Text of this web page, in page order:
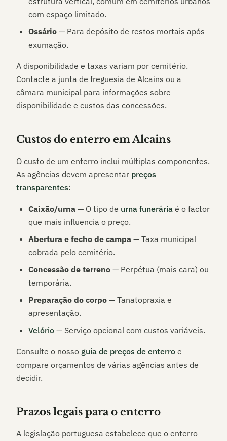
com espaço limitado.
Ossário — Para depósito de restos mortais após
exumação.
A disponibilidade e taxas variam por cemitério.
Contacte a junta de freguesia de Alcains ou a
câmara municipal para informações sobre
disponibilidade e custos das concessões.
Custos do enterro emAlcains
O custo de um enterro inclui múltiplas componentes.
As agências devem apresentar preços
transparentes:
Caixão/urna — O tipo de urna funerária é o factor
que mais influencia o preço.
Abertura e fecho de campa — Taxa municipal
cobrada pelo cemitério.
Concessão de terreno — Perpétua (mais cara) ou
temporária.
Preparação do corpo — Tanatopraxia e
apresentação.
Velório — Serviço opcional com custos variáveis.
Consulte o nosso guia de preços de enterro e
compare orçamentos de várias agências antes de
decidir.
Prazos legais para o enterro
A legislação portuguesa estabelece que o enterro